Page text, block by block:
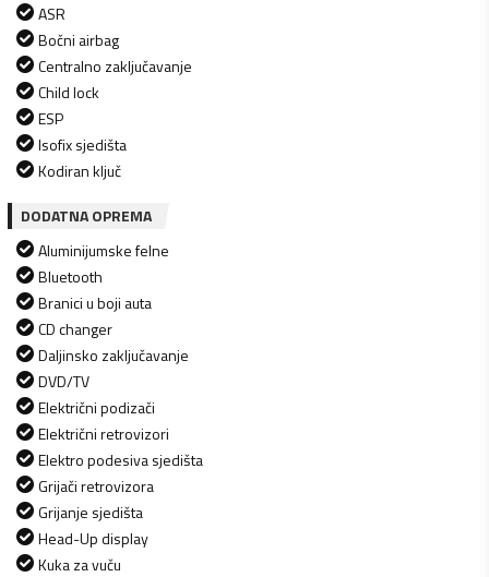
ASR
Bočni airbag
Centralno zaključavanje
Child lock
ESP
Isofix sjedišta
Kodiran ključ
DODATNA OPREMA
Aluminijumske felne
Bluetooth
Branici u boji auta
CD changer
Daljinsko zaključavanje
DVD/TV
Električni podizači
Električni retrovizori
Elektro podesiva sjedišta
Grijači retrovizora
Grijanje sjedišta
Head-Up display
Kuka za vuču